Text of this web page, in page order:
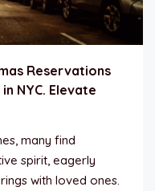
Reservations
NYC. Elevate
many find
spirit, eagerly
with loved ones.